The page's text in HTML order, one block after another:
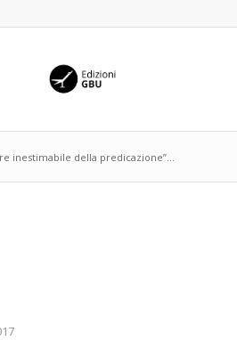
inestimabile della predicazione”...